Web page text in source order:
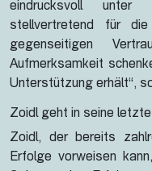
eindrucksvoll
stellvertretend für
gegenseitigen
Aufmerksamkeit
Unterstützung erhält“,
Zoidl geht in seine
Zoidl, der bereits
Erfolge vorweisen